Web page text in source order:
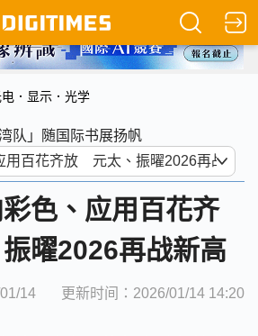
．显示．光学
队」随国际书展扬帆
色、应用百花齐
曜2026再战新高
14 更新时间：2026/01/14 14:20